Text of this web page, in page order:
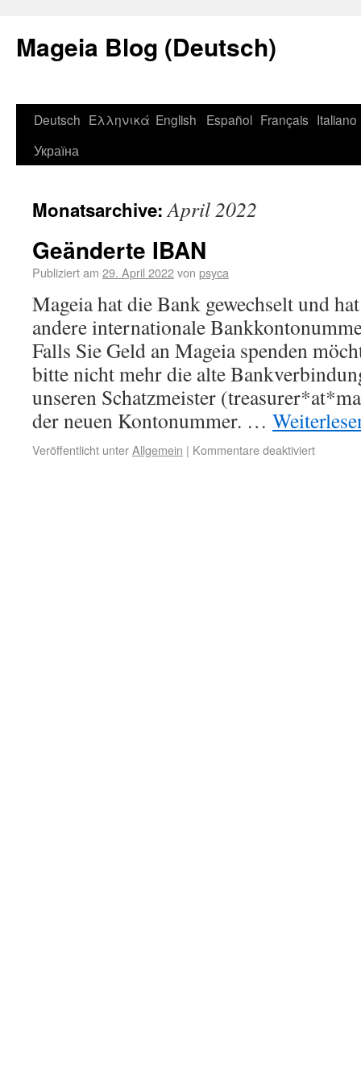
Mageia Blog (Deutsch)
Deutsch Ελληνικά English Español Français Italiano
Україна
Monatsarchive:April 2022
Geänderte IBAN
Publiziert am 29. April 2022von psyca
Mageia hat die Bank gewechselt und
andere internationale
Falls Sie Geld an Mageia spenden
bitte nicht mehr die alte
unseren Schatzmeister
der neuen Kontonummer. …
Veröffentlicht unterAllgemein | Kommentare deaktiviert